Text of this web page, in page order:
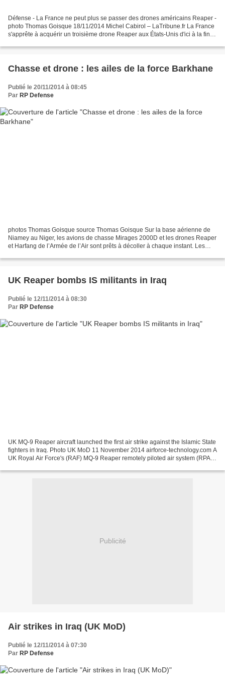
Défense - La France ne peut plus se passer des drones américains Reaper -
photo Thomas Goisque 18/11/2014 Michel Cabirol – LaTribune.fr La France
s'apprête à acquérir un troisième drone Reaper aux États-Unis d'ici à la fin
Chasse et drone : les ailes de la force Barkhane
Publié le 20/11/2014 à 08:45
Par RP Defense
photos Thomas Goisque source Thomas Goisque Sur la base aérienne de
Niamey au Niger, les avions de chasse Mirages 2000D et les drones Reaper
et Harfang de l’Armée de l’Air sont prêts à décoller à chaque instant. Les
UK Reaper bombs IS militants in Iraq
Publié le 12/11/2014 à 08:30
Par RP Defense
UK MQ-9 Reaper aircraft launched the first air strike against the Islamic State
fighters in Iraq. Photo UK MoD 11 November 2014 airforce-technology.com A
UK Royal Air Force's (RAF) MQ-9 Reaper remotely piloted air system (RPAS)
Publicité
Air strikes in Iraq (UK MoD)
Publié le 12/11/2014 à 07:30
Par RP Defense